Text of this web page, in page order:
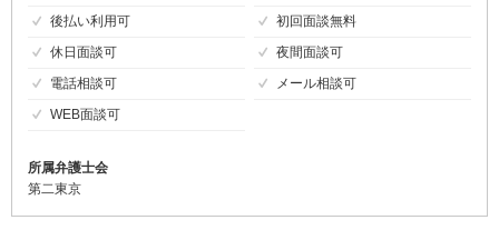
後払い利用可
初回面談無料
休日面談可
夜間面談可
電話相談可
メール相談可
WEB面談可
所属弁護士会
第二東京